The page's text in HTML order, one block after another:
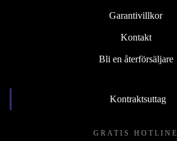
Garantivillkor
Kontakt
Bli en återförsäljare
Kontraktsuttag
GRATIS HOTLINE